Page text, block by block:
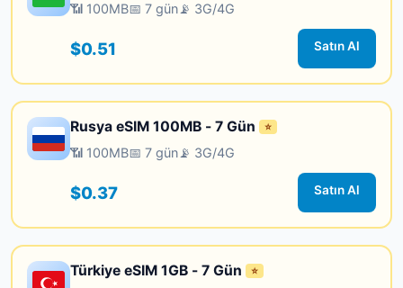
📶 100MB📅 7 gün📡 3G/4G
$0.51 Satın Al
Rusya eSIM 100MB - 7 Gün ⭐
📶 100MB📅 7 gün📡 3G/4G
$0.37 Satın Al
Türkiye eSIM 1GB - 7 Gün ⭐